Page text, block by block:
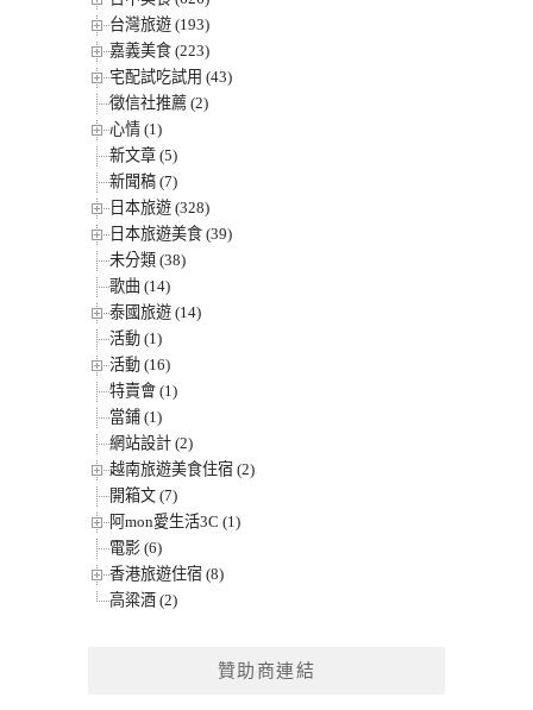
台灣旅遊 (193)
嘉義美食 (223)
宅配試吃試用 (43)
徵信社推薦 (2)
心情 (1)
新文章 (5)
新聞稿 (7)
日本旅遊 (328)
日本旅遊美食 (39)
未分類 (38)
歌曲 (14)
泰國旅遊 (14)
活動 (1)
活動 (16)
特賣會 (1)
當鋪 (1)
網站設計 (2)
越南旅遊美食住宿 (2)
開箱文 (7)
阿mon愛生活3C (1)
電影 (6)
香港旅遊住宿 (8)
高粱酒 (2)
贊助商連結